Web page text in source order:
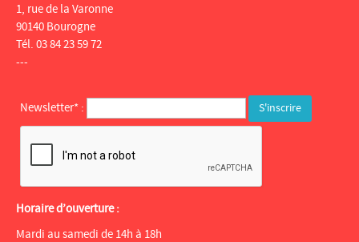
1, rue de la Varonne
90140 Bourogne
Tél. 03 84 23 59 72
---
Newsletter* :
Horaire d’ouverture :
Mardi au samedi de 14h à 18h